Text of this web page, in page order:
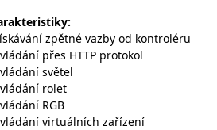
:
zpětné vazby od kontroléru
přes HTTP protokol
světel
rolet
RGB
virtuálních zařízení